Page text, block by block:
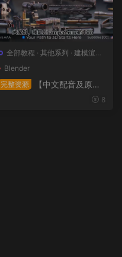
全部教程 · 其他系列 · 建模渲染>
Blender
完整资源
【中文配音及原
版】终极武器大师班2｜AR-18